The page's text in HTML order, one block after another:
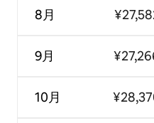
8月
9月
10月